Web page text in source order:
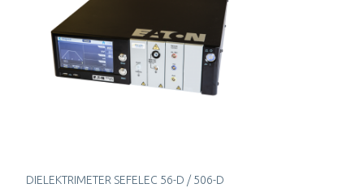
DIELEKTRIMETER SEFELEC 56-D / 506-D